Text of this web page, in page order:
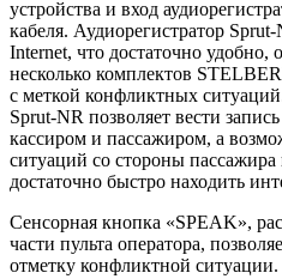
устройства и вход
кабеля. Аудиорегистратор
Internet, что достаточно удобно,
несколько комплектов
с меткой конфликтных
Sprut-NR позволяет вести
кассиром и пассажиром, а
ситуаций со стороны пассажира
достаточно быстро находить
Сенсорная кнопка «SPEAK»,
части пульта оператора,
отметку конфликтной